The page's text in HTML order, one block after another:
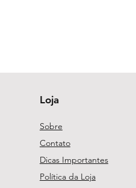
Loja
Sobre
Contato
Dicas Importantes
Política da Loja